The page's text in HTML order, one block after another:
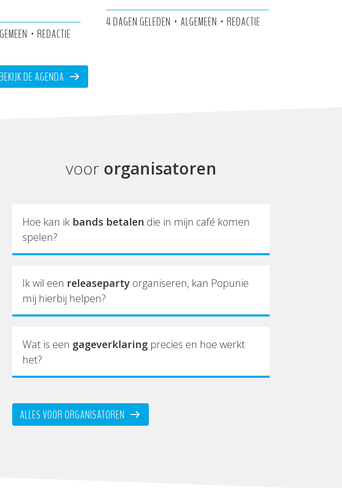
• REDACTIE
4 DAGEN GELEDEN • ALGEMEEN • REDACTIE
DE AGENDA
voor organisatoren
Hoe kan ik bands betalen die in mijn café komen
spelen?
Ik wil een releaseparty organiseren, kan Popunie
mij hierbij helpen?
Wat is een gageverklaring precies en hoe werkt
het?
ALLES VOOR ORGANISATOREN